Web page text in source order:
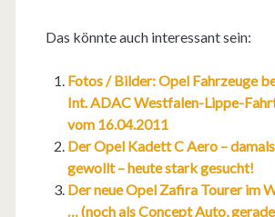
Das könnte auch interessant sein:
Fotos / Bilder: Opel Fahrzeuge
Int. ADAC Westfalen-Lippe-
vom 16.04.2011
Der Opel Kadett C Aero –
gewollt – heute stark gesucht!
Der neue Opel Zafira Tourer im
… (noch als Concept Auto,